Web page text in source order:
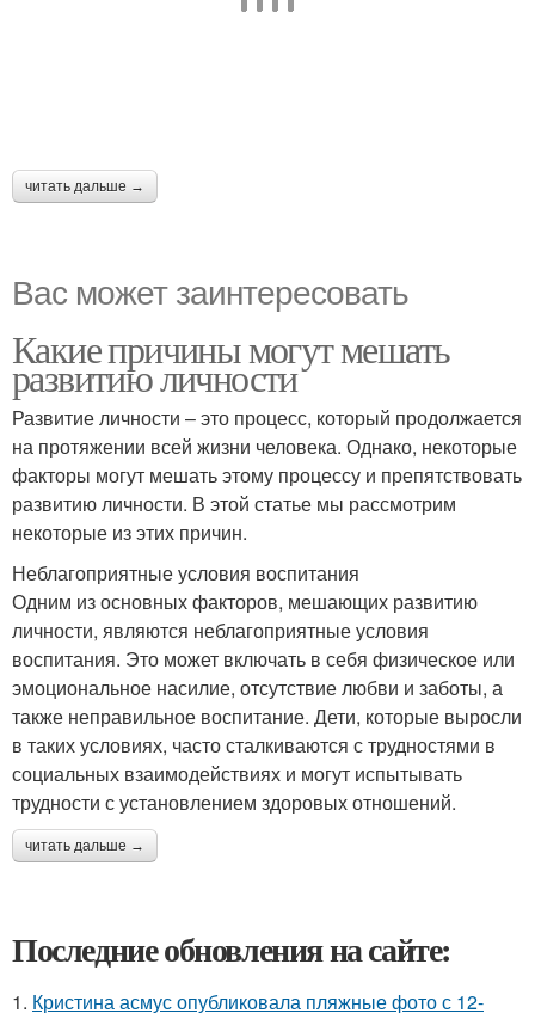
читать дальше →
Вас может заинтересовать
Какие причины могут мешать
развитию личности
Развитие личности – это процесс, который продолжается
на протяжении всей жизни человека. Однако, некоторые
факторы могут мешать этому процессу и препятствовать
развитию личности. В этой статье мы рассмотрим
некоторые из этих причин.
Неблагоприятные условия воспитания
Одним из основных факторов, мешающих развитию
личности, являются неблагоприятные условия
воспитания. Это может включать в себя физическое или
эмоциональное насилие, отсутствие любви и заботы, а
также неправильное воспитание. Дети, которые выросли
в таких условиях, часто сталкиваются с трудностями в
социальных взаимодействиях и могут испытывать
трудности с установлением здоровых отношений.
читать дальше →
Последние обновления на сайте:
1. Кристина асмус опубликовала пляжные фото с 12-